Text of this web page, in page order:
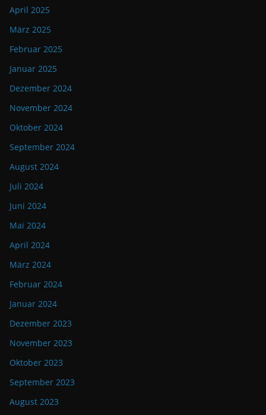
April 2025
März 2025
Februar 2025
Januar 2025
Dezember 2024
November 2024
Oktober 2024
September 2024
August 2024
Juli 2024
Juni 2024
Mai 2024
April 2024
März 2024
Februar 2024
Januar 2024
Dezember 2023
November 2023
Oktober 2023
September 2023
August 2023